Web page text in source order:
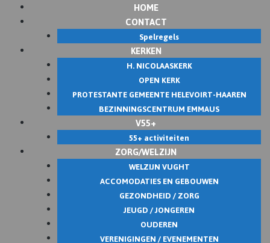
HOME
CONTACT
Spelregels
KERKEN
H. NICOLAASKERK
OPEN KERK
PROTESTANTE GEMEENTE HELEVOIRT-HAAREN
BEZINNINGSCENTRUM EMMAUS
V55+
55+ activiteiten
ZORG/WELZIJN
WELZIJN VUGHT
ACCOMODATIES EN GEBOUWEN
GEZONDHEID / ZORG
JEUGD / JONGEREN
OUDEREN
VERENIGINGEN / EVENEMENTEN